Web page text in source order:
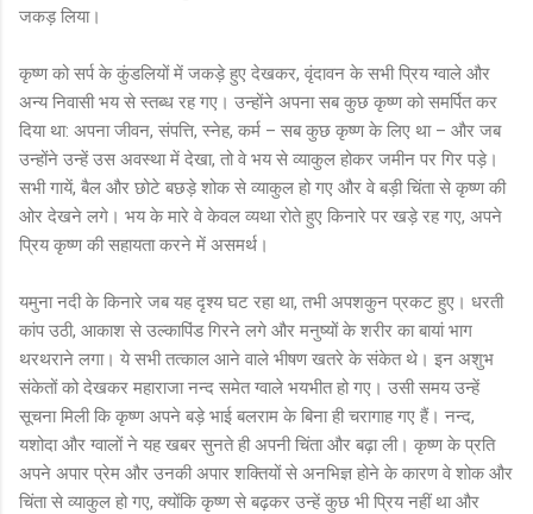
जकड़ लिया।
कृष्ण को सर्प के कुंडलियों में जकड़े हुए देखकर, वृंदावन के सभी प्रिय ग्वाले और
अन्य निवासी भय से स्तब्ध रह गए। उन्होंने अपना सब कुछ कृष्ण को समर्पित कर
दिया था: अपना जीवन, संपत्ति, स्नेह, कर्म – सब कुछ कृष्ण के लिए था – और जब
उन्होंने उन्हें उस अवस्था में देखा, तो वे भय से व्याकुल होकर जमीन पर गिर पड़े।
सभी गायें, बैल और छोटे बछड़े शोक से व्याकुल हो गए और वे बड़ी चिंता से कृष्ण की
ओर देखने लगे। भय के मारे वे केवल व्यथा रोते हुए किनारे पर खड़े रह गए, अपने
प्रिय कृष्ण की सहायता करने में असमर्थ।
यमुना नदी के किनारे जब यह दृश्य घट रहा था, तभी अपशकुन प्रकट हुए। धरती
कांप उठी, आकाश से उल्कापिंड गिरने लगे और मनुष्यों के शरीर का बायां भाग
थरथराने लगा। ये सभी तत्काल आने वाले भीषण खतरे के संकेत थे। इन अशुभ
संकेतों को देखकर महाराजा नन्द समेत ग्वाले भयभीत हो गए। उसी समय उन्हें
सूचना मिली कि कृष्ण अपने बड़े भाई बलराम के बिना ही चरागाह गए हैं। नन्द,
यशोदा और ग्वालों ने यह खबर सुनते ही अपनी चिंता और बढ़ा ली। कृष्ण के प्रति
अपने अपार प्रेम और उनकी अपार शक्तियों से अनभिज्ञ होने के कारण वे शोक और
चिंता से व्याकुल हो गए, क्योंकि कृष्ण से बढ़कर उन्हें कुछ भी प्रिय नहीं था और